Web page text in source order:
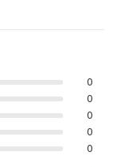
0
0
0
0
0